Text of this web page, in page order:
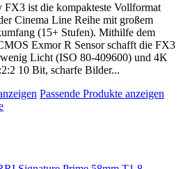
FX3 ist die kompakteste Vollformat
Cinema Line Reihe mit großem
(15+ Stufen). Mithilfe dem
Exmor R Sensor schafft die FX3
Licht (ISO 80-409600) und 4K
10 Bit, scharfe Bilder...
Passende Produkte anzeigen